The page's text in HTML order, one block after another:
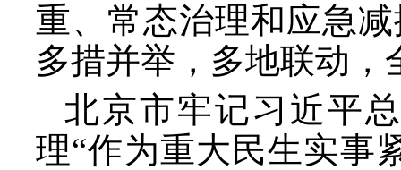
重、常态治理和应急
多措并举，多地联动，
北京市牢记习近平
理“作为重大民生实事